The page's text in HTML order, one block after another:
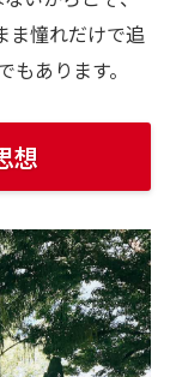
ま憧れだけで追
あります。
想